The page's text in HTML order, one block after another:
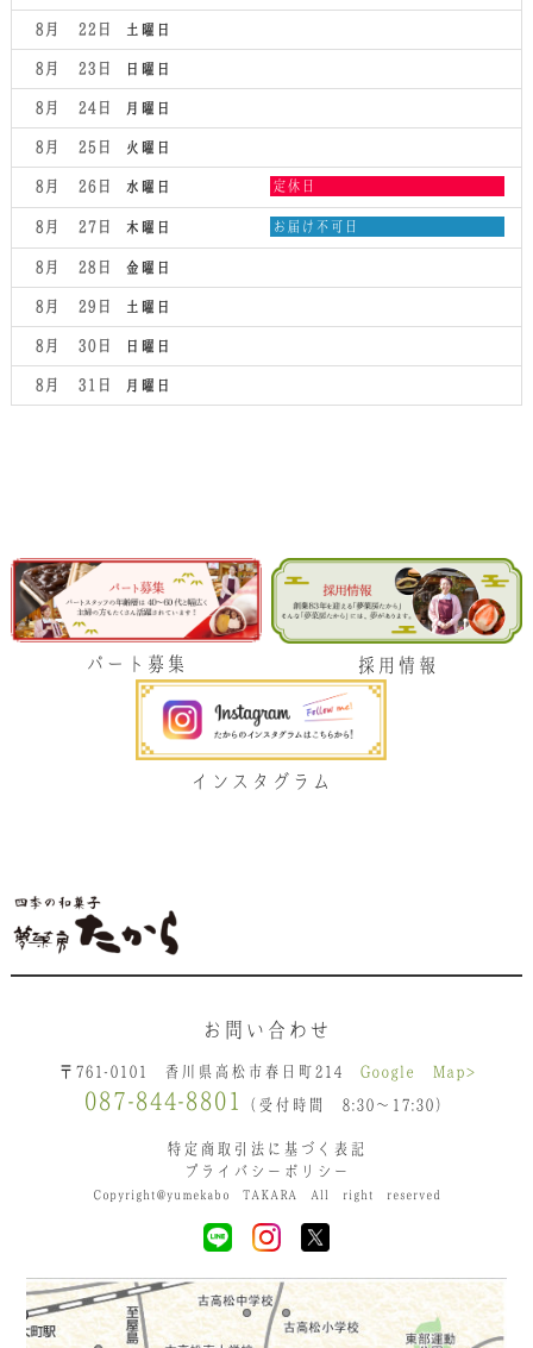
2026
2026
土曜日
8月 22
日曜日
8月 23
月曜日
8月 24
火曜日
8月 25
水曜日
8月 26
水
日,
8
2026
定休日
木曜日
8月 27
木
2026
お届け不可日
金曜日
8月 28
土曜日
8月 29
日曜日
8月 30
月曜日
8月 31
パート募集 採用情報
インスタグラム
お問い合わせ
〒761-0101 香川県高松市春日町214 Google Map>
087-844-8801 （受付時間 8:30〜17:30）
特定商取引法に基づく表記
プライバシーポリシー
Copyright@yumekabo TAKARA All right reserved